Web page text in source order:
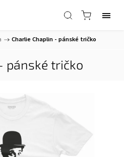
/ Charlie Chaplin - pánské tričko
pánské tričko